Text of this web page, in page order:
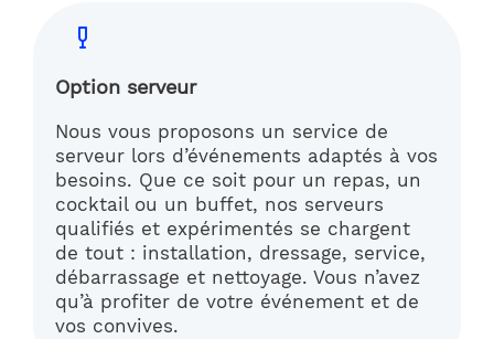
Option serveur
Nous vous proposons un service de
serveur lors d’événements adaptés à vos
besoins. Que ce soit pour un repas, un
cocktail ou un buffet, nos serveurs
qualifiés et expérimentés se chargent
de tout : installation, dressage, service,
débarrassage et nettoyage. Vous n’avez
qu’à profiter de votre événement et de
vos convives.